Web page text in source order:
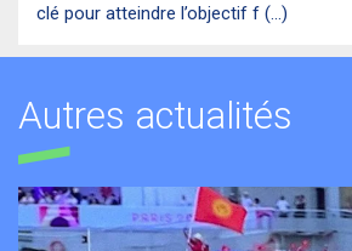
clé pour atteindre l’objectif f (...)
Autres actualités